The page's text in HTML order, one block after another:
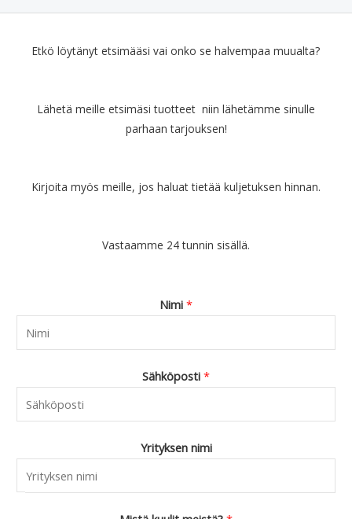
Etkö löytänyt etsimääsi vai onko se halvempaa muualta?
Lähetä meille etsimäsi tuotteet niin lähetämme sinulle
parhaan tarjouksen!
Kirjoita myös meille, jos haluat tietää kuljetuksen hinnan.
Vastaamme 24 tunnin sisällä.
Nimi *
Sähköposti *
Yrityksen nimi